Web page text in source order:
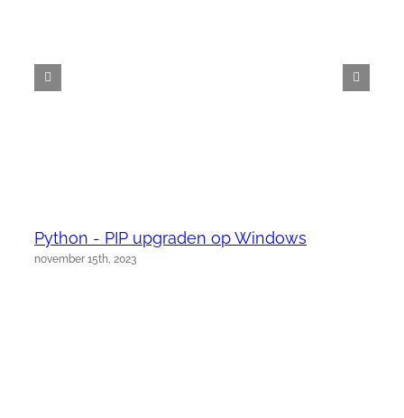
Python - PIP upgraden op Windows
november 15th, 2023